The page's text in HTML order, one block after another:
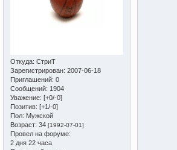
Откуда: СтриТ
Зарегистрирован: 2007-06-18
Приглашений: 0
Сообщений: 1904
Уважение: [+0/-0]
Позитив: [+1/-0]
Пол: Мужской
Возраст: 34 [1992-07-01]
Провел на форуме:
2 дня 22 часа